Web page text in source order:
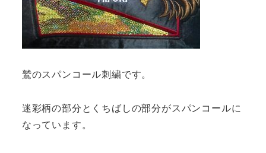
鷲のスパンコール刺繍です。
迷彩柄の部分とくちばしの部分がスパンコールに
なっています。